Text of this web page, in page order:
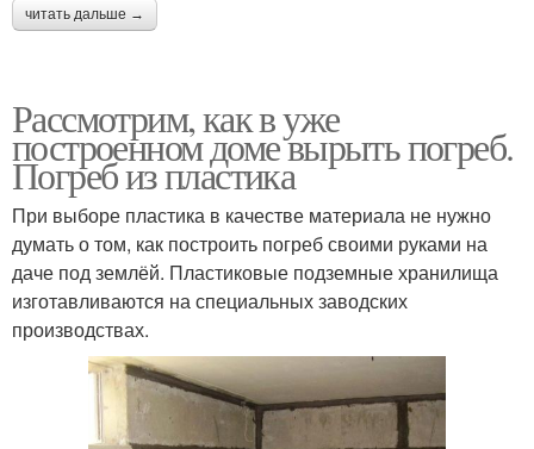
читать дальше →
Рассмотрим, как в уже
построенном доме вырыть погреб.
Погреб из пластика
При выборе пластика в качестве материала не нужно
думать о том, как построить погреб своими руками на
даче под землёй. Пластиковые подземные хранилища
изготавливаются на специальных заводских
производствах.